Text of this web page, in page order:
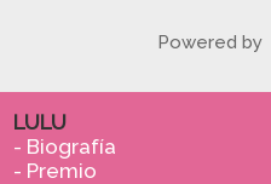
Powered by
LULU
- Biografía
- Premio